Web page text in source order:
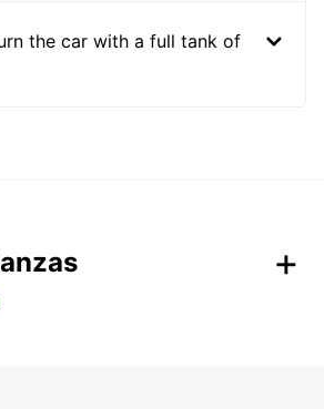
the car with a full tank of